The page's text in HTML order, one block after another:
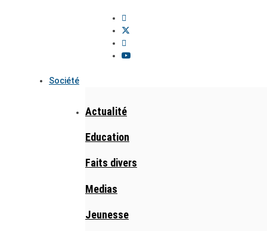
Société
Actualité
Education
Faits divers
Medias
Jeunesse